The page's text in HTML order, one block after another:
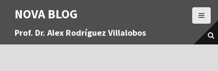
a
NOVA BLOG
Prof. Dr. Alex Rodríguez Villalobos